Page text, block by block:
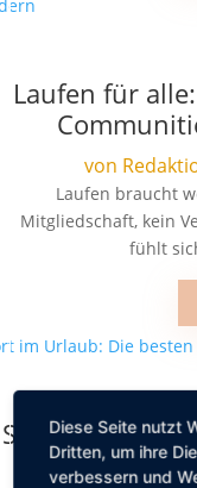
Laufen für
von
Laufen braucht
Mitgliedschaft, kein
fühlt
Sport im
Diese Seite nutzt
Dritten, um ihre
verbessern und